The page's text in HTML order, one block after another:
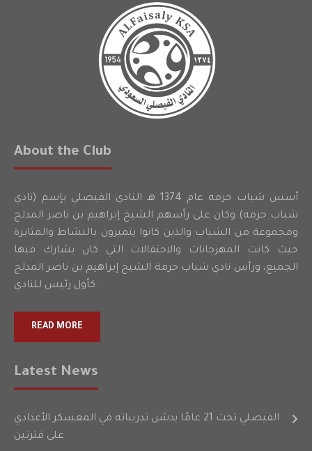
About the Club
أسس شباب حرمه عام 1374 هـ النادي الفيصلي بإسم (نادي
شباب حرمه) وكان على رأسهم الشيخ إبراهيم بن ناصر المدلج
ومجموعة من الشباب والذين كانوا يتميزون بالنشاط والمثابرة
حيث كانت المهرجانات والاحتفالات التي كان يشارك فيها
الجميع، ورأس نادي شباب حرمة الشيخ إبراهيم بن ناصر المدلج
كأول رئيس للنادي.
READ MORE
Latest News
الفيصلي تحت 21 عامًا يدشن تدريباته في المعسكر الأعدادي
على فترتين